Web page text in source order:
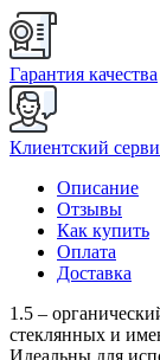
Гарантия качества
Клиентский
Описание
Отзывы
Как купить
Оплата
Доставка
1.5 –
стеклянных и
Идеальны для